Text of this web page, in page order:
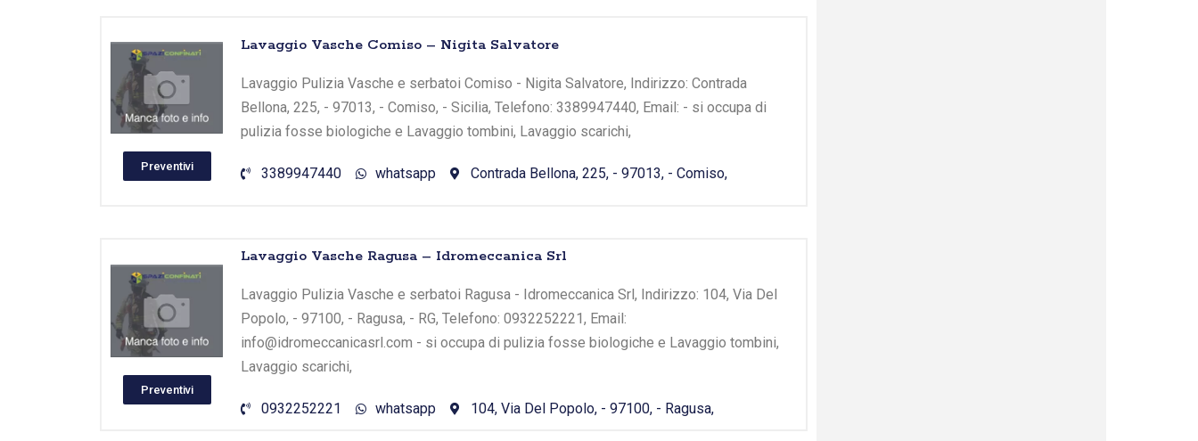
Preventivi
Lavaggio Vasche Comiso – Nigita Salvatore
Lavaggio Pulizia Vasche e serbatoi Comiso - Nigita Salvatore, Indirizzo: Contrada
Bellona, 225, - 97013, - Comiso, - Sicilia, Telefono: 3389947440, Email: - si occupa di
pulizia fosse biologiche e Lavaggio tombini, Lavaggio scarichi,
3389947440 whatsapp Contrada Bellona, 225, - 97013, - Comiso,
Preventivi
Lavaggio Vasche Ragusa – Idromeccanica Srl
Lavaggio Pulizia Vasche e serbatoi Ragusa - Idromeccanica Srl, Indirizzo: 104, Via Del
Popolo, - 97100, - Ragusa, - RG, Telefono: 0932252221, Email:
info@idromeccanicasrl.com - si occupa di pulizia fosse biologiche e Lavaggio tombini,
Lavaggio scarichi,
0932252221 whatsapp 104, Via Del Popolo, - 97100, - Ragusa,